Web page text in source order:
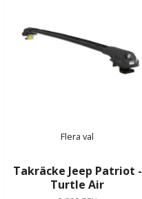
Flera val
Takräcke Jeep Patriot -
Turtle Air